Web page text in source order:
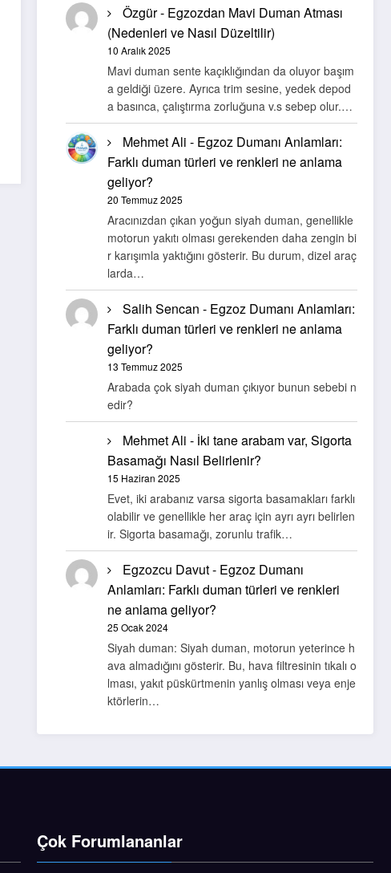
Özgür- Egzozdan Mavi Duman Atması
(Nedenleri ve Nasıl Düzeltilir)
10 Aralık 2025
Mavi duman sente kaçıklığından da oluyor başım
a geldiği üzere. Ayrıca trim sesine, yedek depod
a basınca, çalıştırma zorluğuna v.s sebep olur.…
Mehmet Ali - Egzoz Dumanı Anlamları:
Farklı duman türleri ve renkleri ne anlama
geliyor?
20 Temmuz 2025
Aracınızdan çıkan yoğun siyah duman, genellikle
motorun yakıtı olması gerekenden daha zengin bi
r karışımla yaktığını gösterir. Bu durum, dizel araç
larda…
Salih Sencan - Egzoz Dumanı Anlamları:
Farklı duman türleri ve renkleri ne anlama
geliyor?
13 Temmuz 2025
Arabada çok siyah duman çıkıyor bunun sebebi n
edir?
Mehmet Ali - İki tane arabam var, Sigorta
Basamağı Nasıl Belirlenir?
15 Haziran 2025
Evet, iki arabanız varsa sigorta basamakları farklı
olabilir ve genellikle her araç için ayrı ayrı belirlen
ir. Sigorta basamağı, zorunlu trafik…
Egzozcu Davut- Egzoz Dumanı
Anlamları: Farklı duman türleri ve renkleri
ne anlama geliyor?
25 Ocak 2024
Siyah duman: Siyah duman, motorun yeterince h
ava almadığını gösterir. Bu, hava filtresinin tıkalı o
lması, yakıt püskürtmenin yanlış olması veya enje
ktörlerin…
Çok Forumlananlar